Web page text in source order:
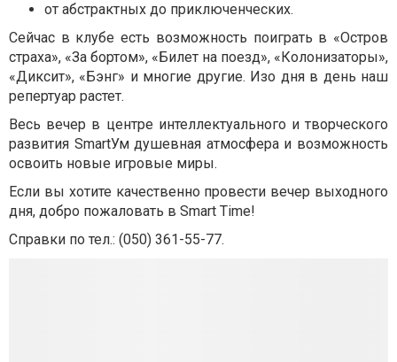
от абстрактных до приключенческих.
Сейчас в клубе есть возможность поиграть в «Остров
страха», «За бортом», «Билет на поезд», «Колонизаторы»,
«Диксит», «Бэнг» и многие другие. Изо дня в день наш
репертуар растет.
Весь вечер в центре интеллектуального и творческого
развития SmartУм душевная атмосфера и возможность
освоить новые игровые миры.
Если вы хотите качественно провести вечер выходного
дня, добро пожаловать в Smart Time!
Справки по тел.: (050) 361-55-77.